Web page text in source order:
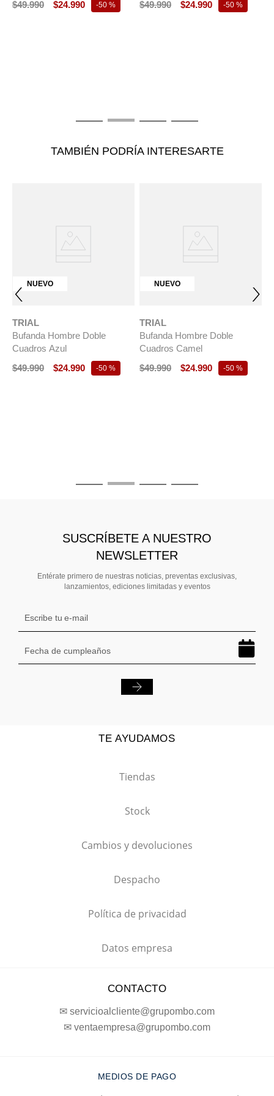
$49.990 $24.990 -50 %
$49.990 $24.990 -50 %
TAMBIÉN PODRÍA INTERESARTE
NUEVO
TRIAL
Bufanda Hombre Doble
Cuadros Azul
$49.990 $24.990 -50 %
NUEVO
TRIAL
Bufanda Hombre Doble
Cuadros Camel
$49.990 $24.990 -50 %
SUSCRÍBETE A NUESTRO
NEWSLETTER
Entérate primero de nuestras noticias, preventas exclusivas,
lanzamientos, ediciones limitadas y eventos
TE AYUDAMOS
Tiendas
Stock
Cambios y devoluciones
Despacho
Política de privacidad
Datos empresa
CONTACTO
✉ servicioalcliente@grupombo.com
✉ ventaempresa@grupombo.com
MEDIOS DE PAGO